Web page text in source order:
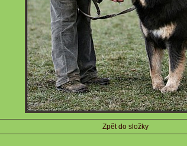
Zpět do složky